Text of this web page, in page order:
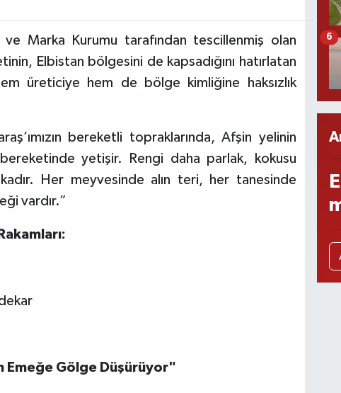
Marka Kurumu tarafından tescillenmiş olan
Elbistan bölgesini de kapsadığını hatırlatan
üreticiye hem de bölge kimliğine haksızlık
bereketli topraklarında, Afşin yelinin
yetişir. Rengi daha parlak, kokusu
Her meyvesinde alın teri, her tanesinde
vardır.”
Emeğe Gölge Düşürüyor"
6